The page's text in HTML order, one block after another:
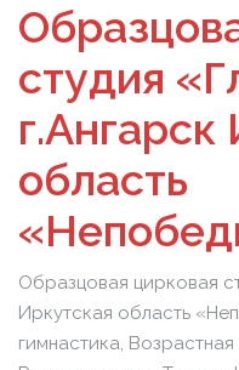
студия
г.Ангарск
область
Образцовая цирковая
Иркутская область
гимнастика, Возрастная